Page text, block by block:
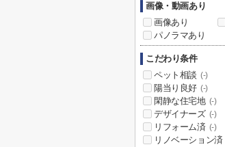
画像・動画あり
画像あり
パノラマあり
こだわり条件
ペット相談 (-)
陽当り良好 (-)
閑静な住宅地 (-)
デザイナーズ (-)
リフォーム済 (-)
リノベーション済